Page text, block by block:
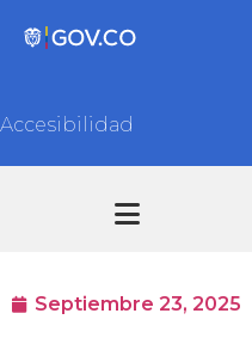
Accesibilidad
Septiembre 23, 2025